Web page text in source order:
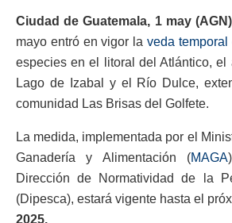
Ciudad de Guatemala, 1 may
mayo entró en vigor la veda temporal
especies en el litoral del Atlántico, el
Lago de Izabal y el Río Dulce,
comunidad Las Brisas del Golfete.
La medida, implementada por el
Ganadería y Alimentación (MAGA
Dirección de Normatividad de la
(Dipesca), estará vigente hasta el
2025.